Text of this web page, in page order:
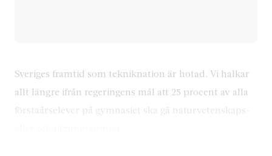
Sveriges framtid som tekniknation är hotad. Vi halkar
allt längre ifrån regeringens mål att 25 procent av alla
förstaårselever på gymnasiet ska gå naturvetenskaps-